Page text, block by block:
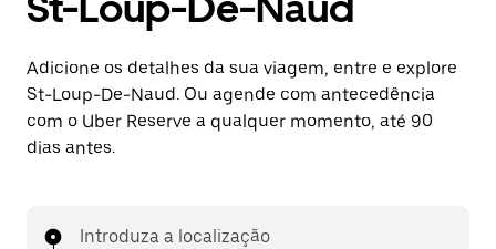
Adicione os detalhes da sua viagem, entre e explore
St-Loup-De-Naud. Ou agende com antecedência
com o Uber Reserve a qualquer momento, até 90
dias antes.
Introduza a localização